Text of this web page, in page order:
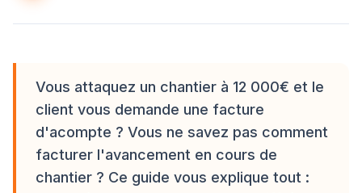
Vous attaquez un chantier à 12 000€ et le
client vous demande une facture
d'acompte ? Vous ne savez pas comment
facturer l'avancement en cours de
chantier ? Ce guide vous explique tout :